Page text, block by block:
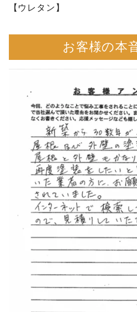
【ウレタン】
お客様の本